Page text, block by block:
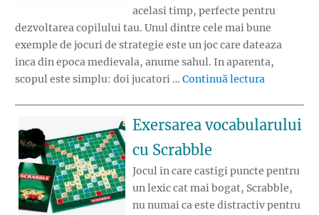
acelasi timp, perfecte pentru
dezvoltarea copilului tau. Unul dintre cele mai bune
exemple de jocuri de strategie este un joc care dateaza
inca din epoca medievala, anume sahul. In aparenta,
scopul este simplu: doi jucatori … Continuă lectura
Exersarea vocabularului
cu Scrabble
Jocul in care castigi puncte pentru
un lexic cat mai bogat, Scrabble,
nu numai ca este distractiv pentru